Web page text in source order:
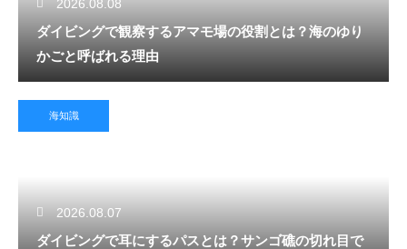
2026.08.08
ダイビングで観察するアマモ場の役割とは？海のゆり
かごと呼ばれる理由
海知識
2026.08.07
ダイビングで耳にするパスとは？サンゴ礁の切れ目で